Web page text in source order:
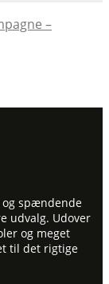
–
og spændende
udvalg. Udover
og meget
til det rigtige